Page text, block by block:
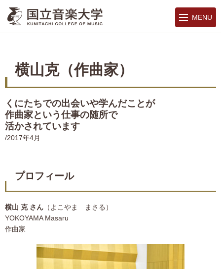
MENU
横山克（作曲家）
くにたちでの出会いや学んだことが
作曲家という仕事の随所で
活かされています
/2017年4月
プロフィール
横山 克 さん （よこやま まさる）
YOKOYAMA Masaru
作曲家